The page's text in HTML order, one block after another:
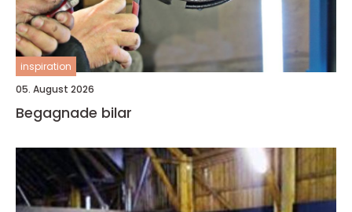
inspiration
05. August 2026
Begagnade bilar